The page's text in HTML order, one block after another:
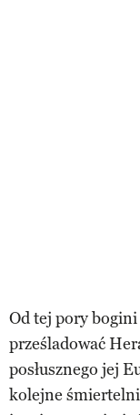
Od tej pory
prześladować
posłusznego jej
kolejne